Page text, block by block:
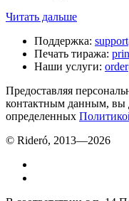
Читать дальше
Поддержка:
Печать тиража:
Наши услуги:
Предоставляя
контактным данным, вы
определенных
© Rideró, 2013—2026